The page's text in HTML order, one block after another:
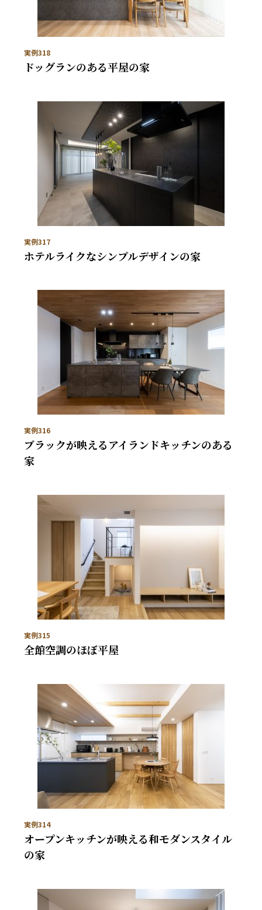
実例318
ドッグランのある平屋の家
実例317
ホテルライクなシンプルデザインの家
実例316
ブラックが映えるアイランドキッチンのある
家
実例315
全館空調のほぼ平屋
実例314
オープンキッチンが映える和モダンスタイル
の家